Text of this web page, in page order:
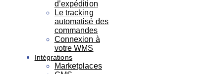
d’expédition
Le tracking
automatisé des
commandes
Connexion à
votre WMS
Intégrations
Marketplaces